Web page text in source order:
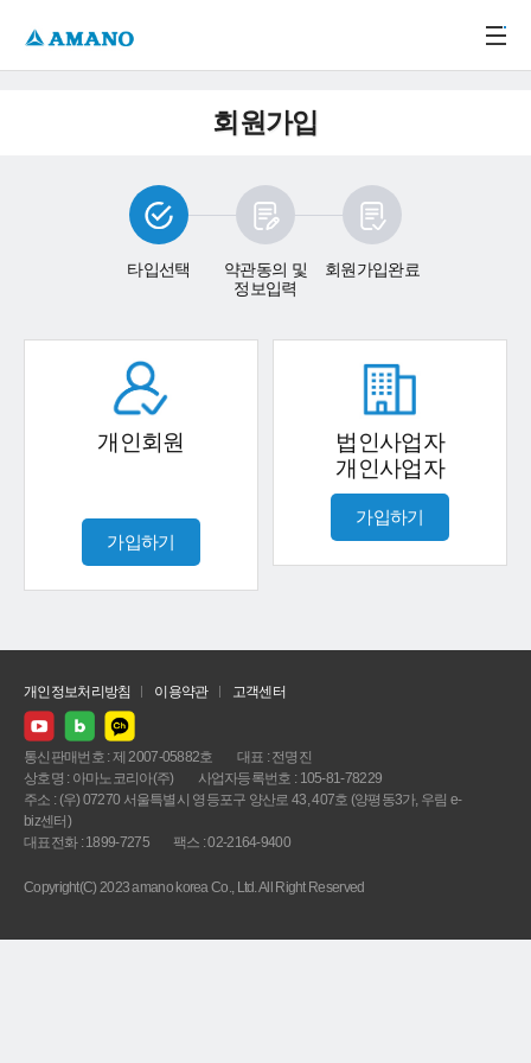
회원가입
타입선택
약관동의 및
정보입력
회원가입완료
개인회원
가입하기
법인사업자
개인사업자
가입하기
개인정보처리방침 이용약관 고객센터
통신판매번호 : 제 2007-05882호
대표 : 전명진
상호명 : 아마노코리아(주)
사업자등록번호 : 105-81-78229
주소 : (우) 07270 서울특별시 영등포구 양산로 43, 407호 (양평동3가, 우림 e-
biz센터)
대표전화 : 1899-7275
팩스 : 02-2164-9400
Copyright(C) 2023 amano korea Co., Ltd. All Right Reserved